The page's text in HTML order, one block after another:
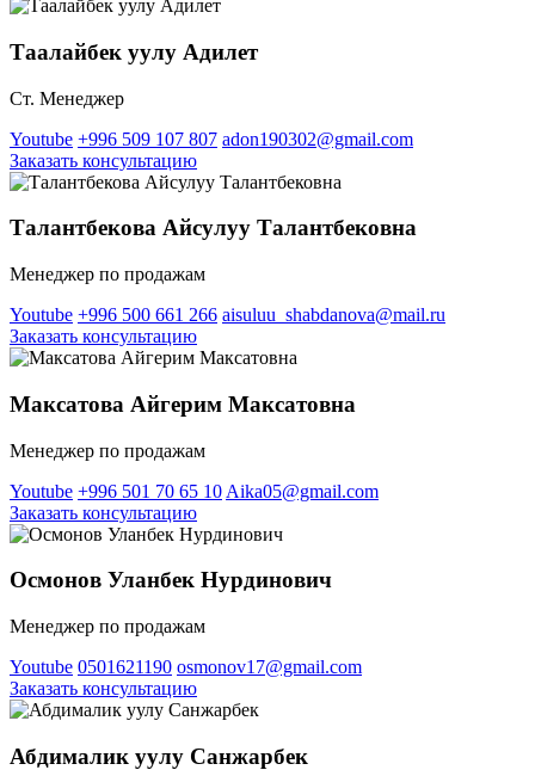
Таалайбек уулу Адилет
Ст. Менеджер
Youtube +996 509 107 807 adon190302@gmail.com
Заказать консультацию
Талантбекова Айсулуу Талантбековна
Менеджер по продажам
Youtube +996 500 661 266 aisuluu_shabdanova@mail.ru
Заказать консультацию
Максатова Айгерим Максатовна
Менеджер по продажам
Youtube +996 501 70 65 10 Aika05@gmail.com
Заказать консультацию
Осмонов Уланбек Нурдинович
Менеджер по продажам
Youtube 0501621190 osmonov17@gmail.com
Заказать консультацию
Абдималик уулу Санжарбек